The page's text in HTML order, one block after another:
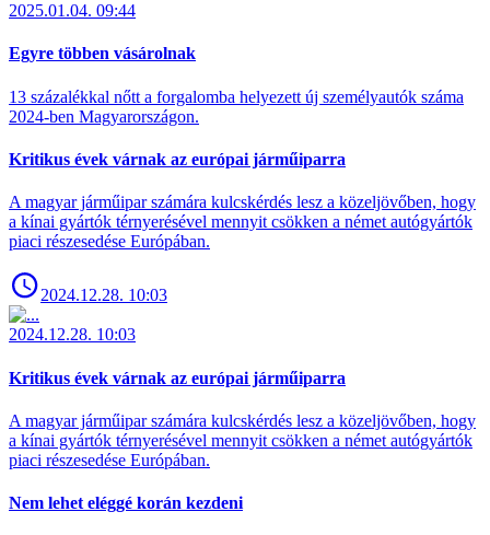
2025.01.04. 09:44
Egyre többen vásárolnak
13 százalékkal nőtt a forgalomba helyezett új személyautók száma
2024-ben Magyarországon.
Kritikus évek várnak az európai járműiparra
A magyar járműipar számára kulcskérdés lesz a közeljövőben, hogy
a kínai gyártók térnyerésével mennyit csökken a német autógyártók
piaci részesedése Európában.
2024.12.28. 10:03
2024.12.28. 10:03
Kritikus évek várnak az európai járműiparra
A magyar járműipar számára kulcskérdés lesz a közeljövőben, hogy
a kínai gyártók térnyerésével mennyit csökken a német autógyártók
piaci részesedése Európában.
Nem lehet eléggé korán kezdeni